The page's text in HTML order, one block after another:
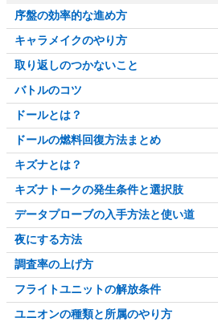
序盤の効率的な進め方
キャラメイクのやり方
取り返しのつかないこと
バトルのコツ
ドールとは？
ドールの燃料回復方法まとめ
キズナとは？
キズナトークの発生条件と選択肢
データプローブの入手方法と使い道
夜にする方法
調査率の上げ方
フライトユニットの解放条件
ユニオンの種類と所属のやり方